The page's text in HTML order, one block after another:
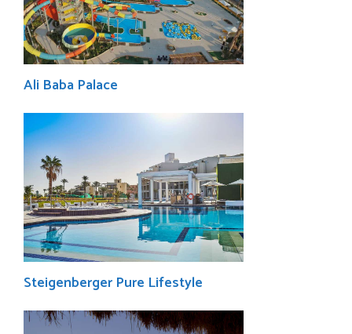
Ali Baba Palace
Steigenberger Pure Lifestyle